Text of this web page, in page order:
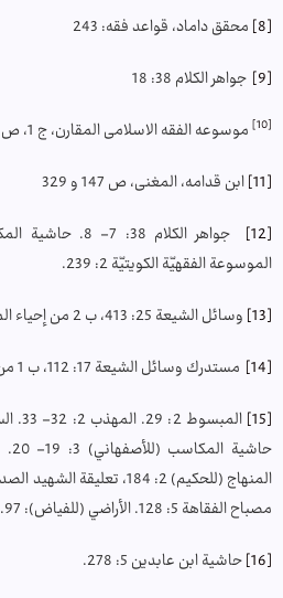
[8]
محقق داماد، قواعد فقه: 243
[9]
جواهر الكلام 38: 18
[10]
موسوعه الفقه الاسلامی المقارن، ج 1، ص 563
[11]
ابن قدامه، المغنی، ص 147 و 329
[12]
الموسوعة الفقهيّة الكويتيّة 2: 239.
[13]
وسائل الشيعة 25: 413، ب 2 من إحياء الموات، ح 1
[14]
مستدرك وسائل الشيعة 17: 112، ب 1 من إحياء الموات، ح 6
[15]
مصباح الفقاهة 5: 128. الأراضي (للفياض): 97.
[16]
حاشية ابن عابدين 5: 278.